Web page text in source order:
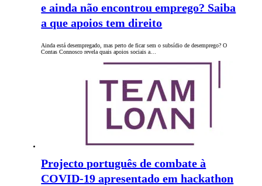
e ainda não encontrou emprego? Saiba
a que apoios tem direito
Ainda está desempregado, mas perto de ficar sem o subsídio de desemprego? O
Contas Connosco revela quais apoios sociais a…
Projecto português de combate à
COVID-19 apresentado em hackathon